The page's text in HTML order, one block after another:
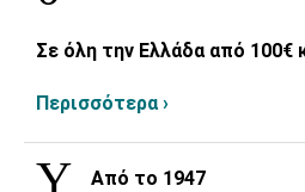
Σε όλη την Ελλάδα από 100€
Περισσότερα ›
Από το 1947